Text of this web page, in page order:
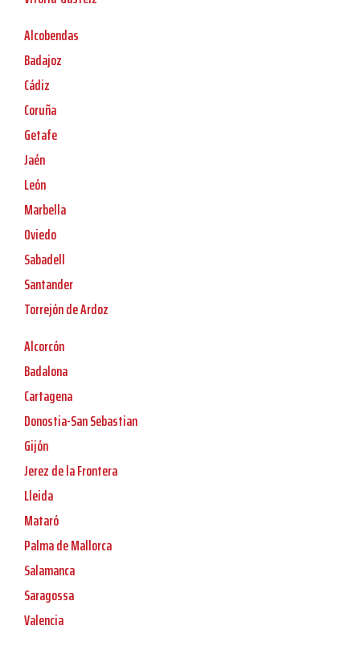
Alcobendas
Badajoz
Cádiz
Coruña
Getafe
Jaén
León
Marbella
Oviedo
Sabadell
Santander
Torrejón de Ardoz
Alcorcón
Badalona
Cartagena
Donostia-San Sebastian
Gijón
Jerez de la Frontera
Lleida
Mataró
Palma de Mallorca
Salamanca
Saragossa
Valencia